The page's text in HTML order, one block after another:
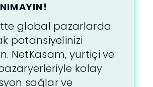
global pazarlarda
potansiyelinizi
NetKasam, yurtiçi ve
kolay
sağlar ve